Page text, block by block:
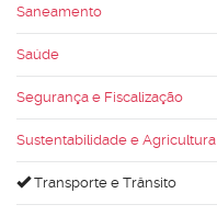
Saneamento
Saúde
Segurança e Fiscalização
Sustentabilidade e Agricultura
Transporte e Trânsito